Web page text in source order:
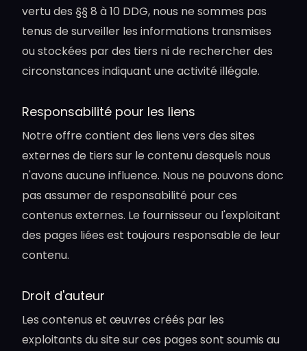
vertu des §§ 8 à 10 DDG, nous ne sommes pas
tenus de surveiller les informations transmises
ou stockées par des tiers ni de rechercher des
circonstances indiquant une activité illégale.
Responsabilité pour les liens
Notre offre contient des liens vers des sites
externes de tiers sur le contenu desquels nous
n'avons aucune influence. Nous ne pouvons donc
pas assumer de responsabilité pour ces
contenus externes. Le fournisseur ou l'exploitant
des pages liées est toujours responsable de leur
contenu.
Droit d'auteur
Les contenus et œuvres créés par les
exploitants du site sur ces pages sont soumis au